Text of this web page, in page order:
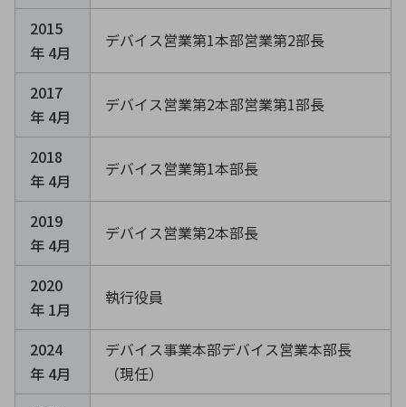
2015
年 4月
デバイス営業第1本部営業第2部長
2017
年 4月
デバイス営業第2本部営業第1部長
2018
年 4月
デバイス営業第1本部長
2019
年 4月
デバイス営業第2本部長
2020
年 1月
執行役員
2024
年 4月
デバイス事業本部デバイス営業本部長
（現任）